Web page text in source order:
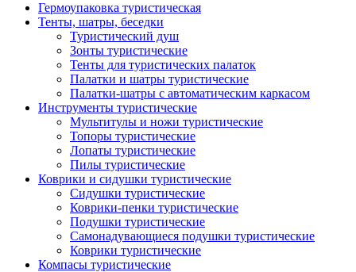
Гермоупаковка туристическая
Тенты, шатры, беседки
Туристический душ
Зонты туристические
Тенты для туристических палаток
Палатки и шатры туристические
Палатки-шатры с автоматическим каркасом
Инструменты туристические
Мультитулы и ножи туристические
Топоры туристические
Лопаты туристические
Пилы туристические
Коврики и сидушки туристические
Сидушки туристические
Коврики-пенки туристические
Подушки туристические
Самонадувающиеся подушки туристические
Коврики туристические
Компасы туристические